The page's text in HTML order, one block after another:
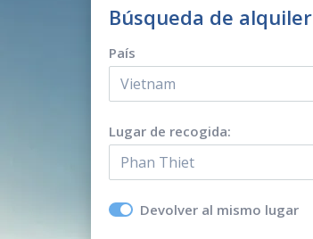
Búsqueda de alquiler
País
Vietnam
Lugar de recogida:
Phan Thiet
Devolver al mismo lugar